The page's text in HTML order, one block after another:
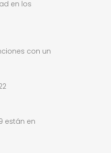
en los
con un
están en